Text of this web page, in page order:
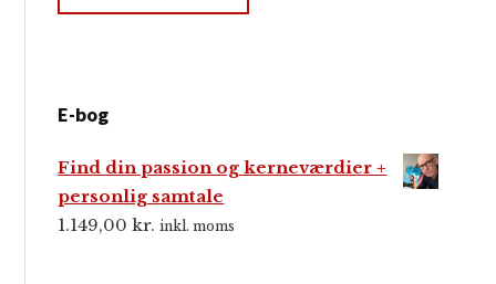
E-bog
Find din passion og kerneværdier +
personlig samtale
1.149,00kr. inkl. moms